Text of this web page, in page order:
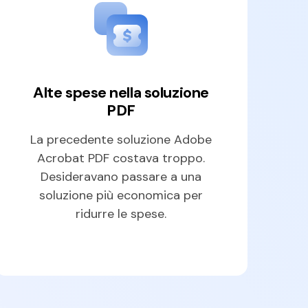
Alte spese nella soluzione
PDF
La precedente soluzione Adobe
Acrobat PDF costava troppo.
Desideravano passare a una
soluzione più economica per
ridurre le spese.